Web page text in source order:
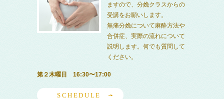
ますので、分娩クラスからの
受講をお願いします。
無痛分娩について麻酔方法や
合併症、実際の流れについて
説明します。何でも質問して
ください。
第２木曜日 16:30〜17:00
SCHEDULE